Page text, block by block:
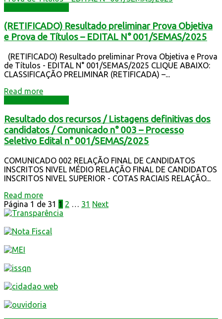
(RETIFICADO) Resultado preliminar Prova Objetiva
e Prova de Títulos – EDITAL N° 001/SEMAS/2025
(RETIFICADO) Resultado preliminar Prova Objetiva e Prova
de Títulos - EDITAL N° 001/SEMAS/2025 CLIQUE ABAIXO:
CLASSIFICAÇÃO PRELIMINAR (RETIFICADA) –...
Read more
Resultado dos recursos / Listagens definitivas dos
candidatos / Comunicado n° 003 – Processo
Seletivo Edital n° 001/SEMAS/2025
COMUNICADO 002 RELAÇÃO FINAL DE CANDIDATOS
INSCRITOS NIVEL MÉDIO RELAÇÃO FINAL DE CANDIDATOS
INSCRITOS NIVEL SUPERIOR - COTAS RACIAIS RELAÇÃO...
Read more
Página 1 de 31 1 2 31 Next